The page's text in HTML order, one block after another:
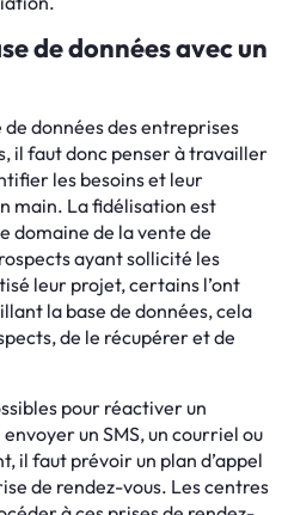
de données avec un
données des entreprises
il faut donc penser à travailler
les besoins et leur
main. La fidélisation est
domaine de la vente de
ayant sollicité les
leur projet, certains l’ont
la base de données, cela
de le récupérer et de
pour réactiver un
un SMS, un courriel ou
il faut prévoir un plan d’appel
de rendez-vous. Les centres